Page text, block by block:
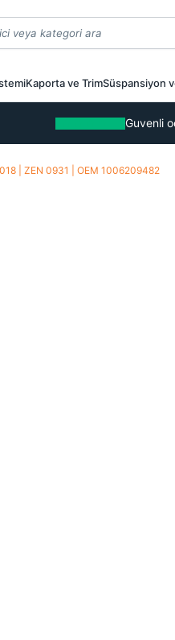
Kaporta ve TrimSüspansiyon
Guvenli
| ZEN 0931 | OEM 1006209482